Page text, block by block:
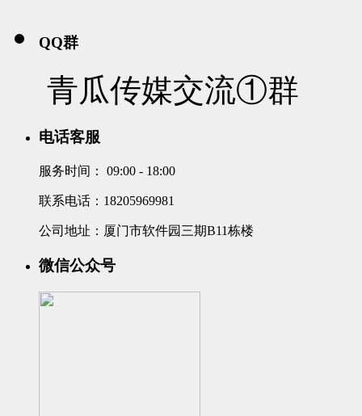
QQ群
青瓜传媒交流①群
电话客服
服务时间： 09:00 - 18:00
联系电话：18205969981
公司地址：厦门市软件园三期B11栋楼
微信公众号